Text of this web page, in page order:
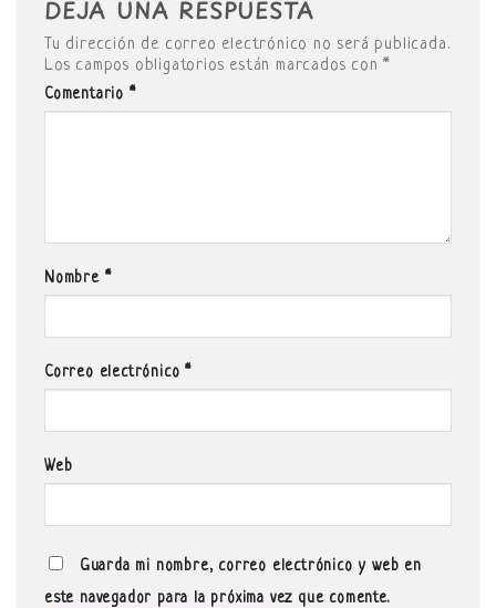
DEJA UNA RESPUESTA
Tu dirección de correo electrónico no será publicada.
Los campos obligatorios están marcados con*
Comentario *
Nombre *
Correo electrónico*
Web
Guarda mi nombre, correo electrónico y web en
este navegador para la próxima vez que comente.